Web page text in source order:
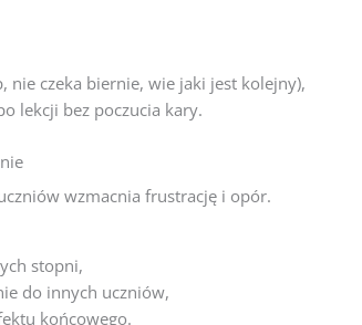
nie czeka biernie, wie jaki jest kolejny),
lekcji bez poczucia kary.
wzmacnia frustrację i opór.
stopni,
do innych uczniów,
końcowego.